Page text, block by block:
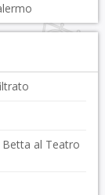
Betta al Teatro